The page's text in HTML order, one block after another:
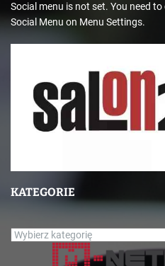
Social menu is not set. You need
Social Menu on Menu Settings.
KATEGORIE
K